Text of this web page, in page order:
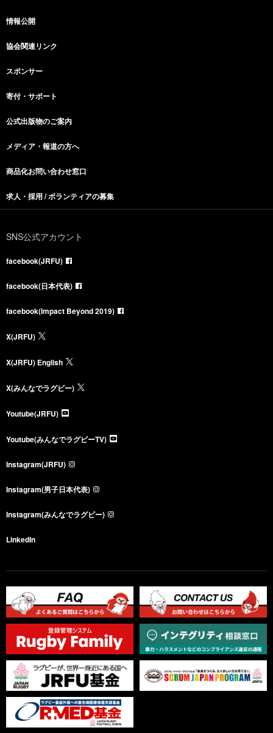
情報公開
協会関連リンク
スポンサー
寄付・サポート
公式出版物のご案内
メディア・報道の方へ
商品化お問い合わせ窓口
求人・採用 / ボランティアの募集
SNS公式アカウント
facebook(JRFU)
facebook(日本代表)
facebook(Impact Beyond 2019)
X(JRFU)
X(JRFU) English
X(みんなでラグビー)
Youtube(JRFU)
Youtube(みんなでラグビーTV)
Instagram(JRFU)
Instagram(男子日本代表)
Instagram(みんなでラグビー)
LinkedIn